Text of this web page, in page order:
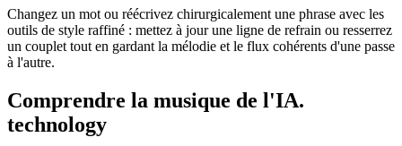
Changez un mot ou réécrivez chirurgicalement une phrase avec les
outils de style raffiné : mettez à jour une ligne de refrain ou resserrez
un couplet tout en gardant la mélodie et le flux cohérents d'une passe
à l'autre.
Comprendre la musique de l'IA.
technology